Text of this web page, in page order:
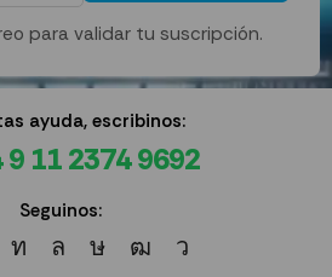
para validar tu suscripción.
ayuda, escribinos:
9 11 2374 9692
Seguinos: